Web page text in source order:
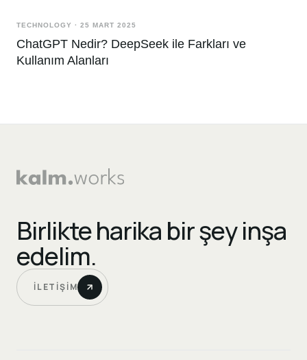
TECHNOLOGY · 25 MART 2025
ChatGPT Nedir? DeepSeek ile Farkları ve
Kullanım Alanları
Birlikte harika bir şey inşa
edelim.
İLETIŞIM